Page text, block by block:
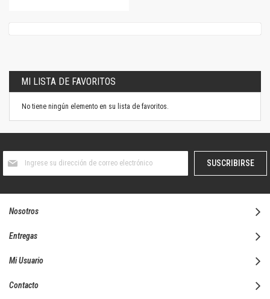
MI LISTA DE FAVORITOS
No tiene ningún elemento en su lista de favoritos.
boletín
SUSCRIBIRSE
Nosotros
Entregas
Mi Usuario
Contacto